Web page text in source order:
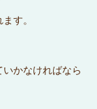
す。
かなければなら